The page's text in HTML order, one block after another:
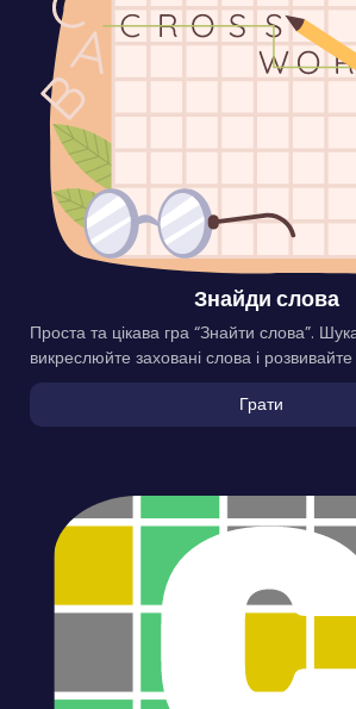
Знайди слова
Проста та цікава гра “Знайти слова”.
викреслюйте заховані слова і розвивайте
Грати